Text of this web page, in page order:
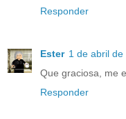
Responder
Ester 1 de abril
Que graciosa, me
Responder